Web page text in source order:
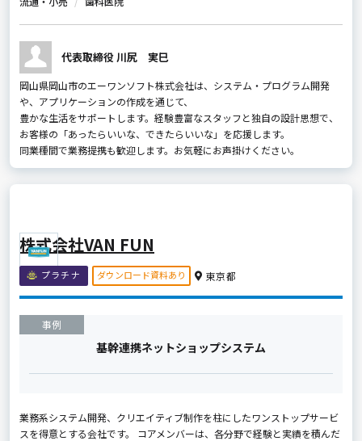
代表取締役 川尻 実巳
岡山県岡山市のエーワンソフト株式会社は、システム・プログラム開発
や、アプリケーションの作成を通じて、
豊かな生活をサポートします。経験豊富なスタッフと独自の設計思想で、
お客様の「あったらいいな、できたらいいな」を応援します。
同業種間で業務提携も歓迎します。お気軽にお声掛けください。
株式会社VAN FUN
プラチナ ダウンロード資料あり 東京都
事例
基幹連携ネットショップシステム
業務系システム開発、クリエイティブ制作を柱にしたワンストップサービ
スを得意とする会社です。 コアメンバーは、各分野で経験と実績を積んだ